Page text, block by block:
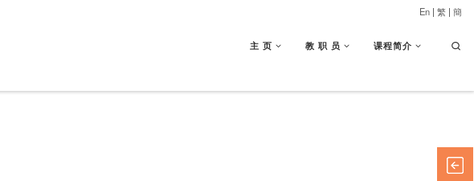
主 页 教 职 员 课程简介
En | 繁 | 簡